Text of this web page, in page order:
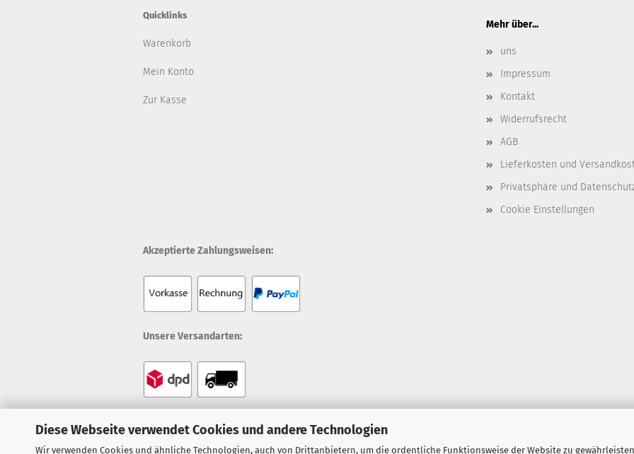
Diese Webseite verwendet Cookies und andere Technologien
Wir verwenden Cookies und ähnliche Technologien, auch von Drittanbietern, um die ordentliche Funktionsweise der Website zu
Quicklinks
Warenkorb
Mein Konto
Zur Kasse
Mehr über...
uns
Impressum
Kontakt
Widerrufsrecht
AGB
Lieferkosten und
Privatsphäre und
Cookie Einstellungen
Akzeptierte Zahlungsweisen:
Unsere Versandarten: